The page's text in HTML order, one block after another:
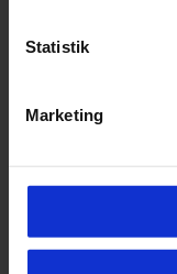
Statistik
Marketing